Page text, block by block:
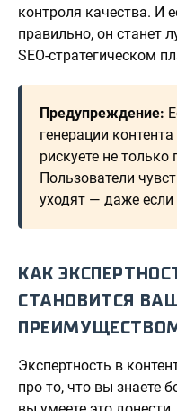
контроля качества. И
правильно, он
SEO-стратегическом
Предупреждение:
генерации
рискуете не
Пользователи
уходят — даже
КАК
СТАНОВИТСЯ
Экспертность в
про то, что вы знаете